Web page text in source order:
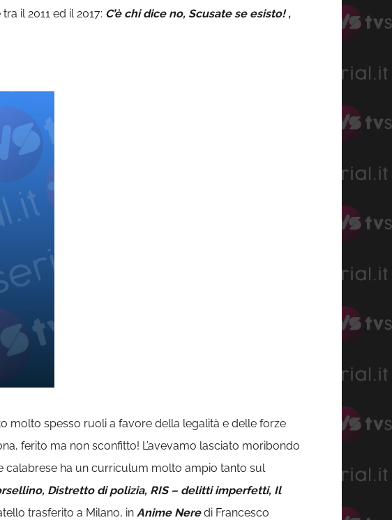
il 2011 ed il 2017: C’è chi dice no, Scusate se esisto! ,
molto spesso ruoli a favore della legalità e delle forze
ferito ma non sconfitto! L’avevamo lasciato moribondo
calabrese ha un curriculum molto ampio tanto sul
Distretto di polizia, RIS – delitti imperfetti, Il
trasferito a Milano, in Anime Neredi Francesco